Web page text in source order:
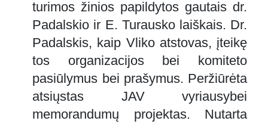
turimos žinios papildytos gautais dr.
Padalskio ir E. Turausko laiškais. Dr.
Padalskis, kaip Vliko atstovas, įteikę
tos organizacijos bei komiteto
pasiūlymus bei prašymus. Peržiūrėta
atsiųstas JAV vyriausybei
memorandumų projektas. Nutarta